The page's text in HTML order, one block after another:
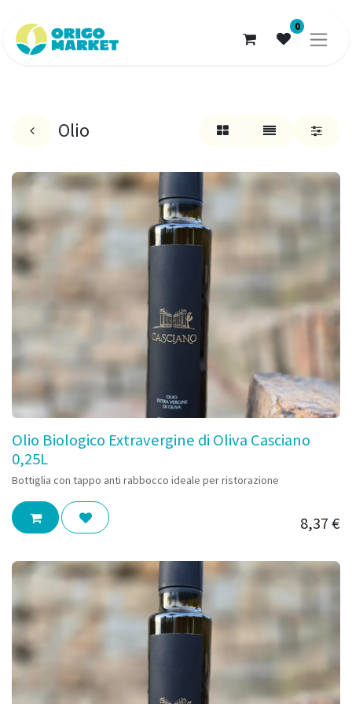
0
Olio
Olio Biologico Extravergine di Oliva Casciano
0,25L
Bottiglia con tappo anti rabbocco ideale per ristorazione
8,37€